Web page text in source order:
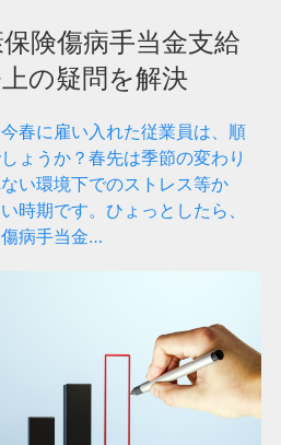
険傷病手当金支給
の疑問を解決
春に雇い入れた従業員は、順
ょうか？春先は季節の変わり
い環境下でのストレス等か
時期です。ひょっとしたら、
傷病手当金…